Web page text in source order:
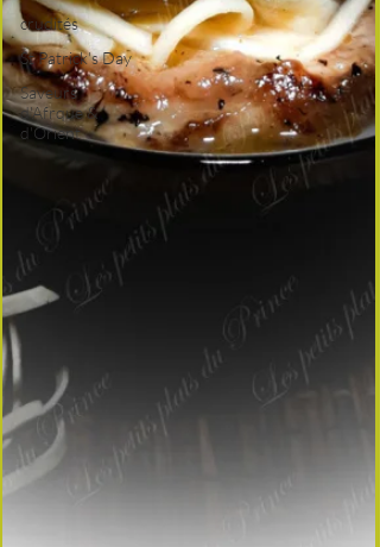
crudités
St Patrick's Day
Saveurs
d'Afrque &
d'Orient